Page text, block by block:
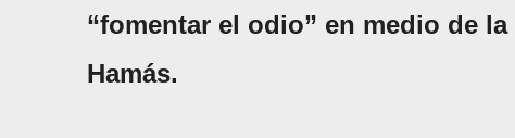
“fomentar el odio” en medio de
Hamás.